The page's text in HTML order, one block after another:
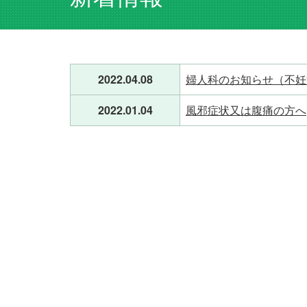
2022.04.08
婦人科のお知らせ（不
2022.01.04
風邪症状又は腹痛の方へ